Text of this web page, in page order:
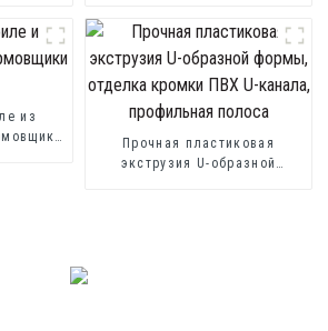
из
Прочная пластиковая
экструзия U-образной